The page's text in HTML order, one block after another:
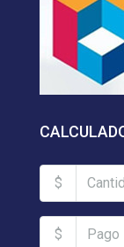
$
$